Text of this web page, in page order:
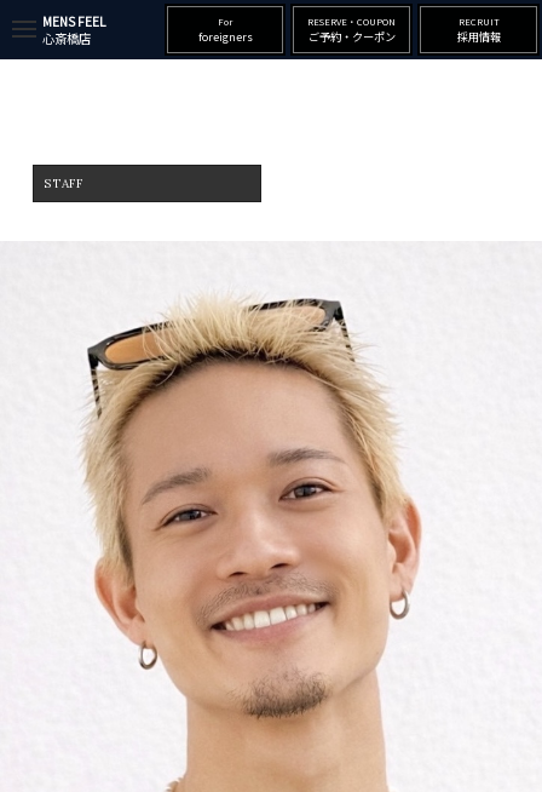
MENS FEEL
心斎橋店
For
foreigners
RESERVE・COUPON
ご予約・クーポン
RECRUIT
採用情報
STAFF
t
g